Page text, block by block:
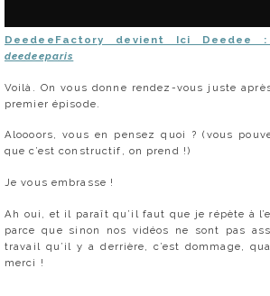
DeedeeFactory devient Ici
deedeeparis
Voilà. On vous donne rendez-vous juste
premier épisode.
Aloooors, vous en pensez quoi ? (vous
que c’est constructif, on prend !)
Je vous embrasse !
Ah oui, et il paraît qu’il faut que je répète à
parce que sinon nos vidéos ne sont pas
travail qu’il y a derrière, c’est dommage,
merci !